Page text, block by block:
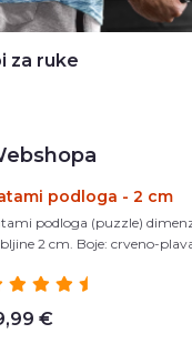
za ruke
podloga - 2 cm
podloga (puzzle)
2 cm. Boje: crveno-
€